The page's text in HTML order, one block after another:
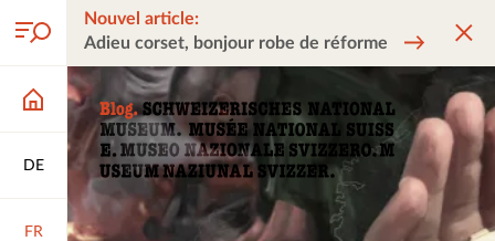
DE
FR
Nouvel article:
Adieu corset, bonjour robe de réforme